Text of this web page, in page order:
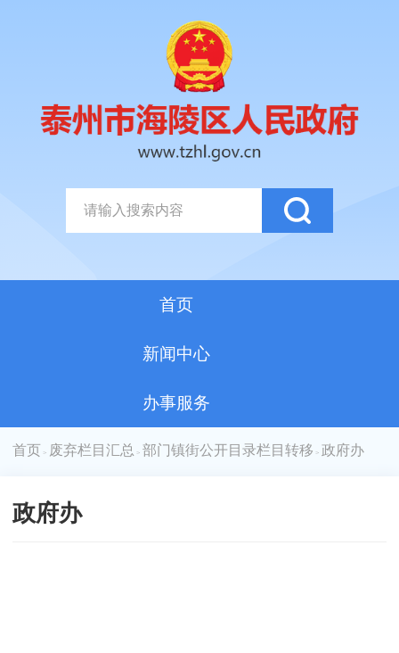
首页
新闻中心
办事服务
首页 > 废弃栏目汇总 > 部门镇街公开目录栏目转移 > 政府办
政府办